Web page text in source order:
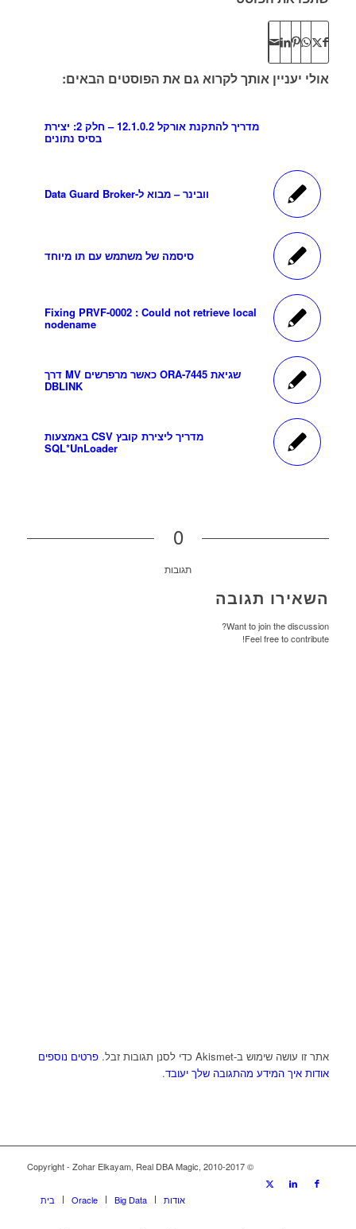
אולי יעניין אותך לקרוא גם את הפוסטים הבאים:
מדריך להתקנת אורקל 12.1.0.2 – חלק 2: יצירת
בסיס נתונים
וובינר – מבוא ל-Data Guard Broker
סיסמה של משתמש עם תו מיוחד
Fixing PRVF-0002 : Could not retrieve local
nodename
שגיאת ORA-7445 כאשר מרפרשים MV דרך
DBLINK
מדריך ליצירת קובץ CSV באמצעות
SQL*UnLoader
0
תגובות
השאירו תגובה
Want to join the discussion?
Feel free to contribute!
אתר זו עושה שימוש ב-Akismet כדי לסנן תגובות זבל.
פרטים נוספים
אודות איך המידע מהתגובה שלך יעובד.
© Copyright - Zohar Elkayam, Real DBA Magic, 2010-2017
בית Oracle Big Data אודות